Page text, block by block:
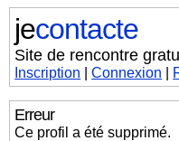
jecontacte
Site de rencontre
Inscription |Connexion
Erreur
Ce profil a été supprimé.